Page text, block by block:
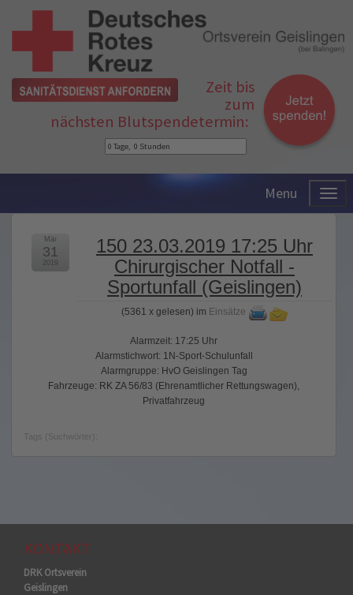
Zeit bis
zum
nächsten Blutspendetermin:
Menu
150 23.03.2019 17:25 Uhr
Chirurgischer Notfall -
Sportunfall (Geislingen)
(5361 x gelesen) im Einsätze
Mär
31
2019
Alarmzeit: 17:25 Uhr
Alarmstichwort: 1N-Sport-Schulunfall
Alarmgruppe: HvO Geislingen Tag
Fahrzeuge: RK ZA 56/83 (Ehrenamtlicher Rettungswagen),
Privatfahrzeug
Tags (Suchwörter):
KONTAKT
DRK Ortsverein
Geislingen